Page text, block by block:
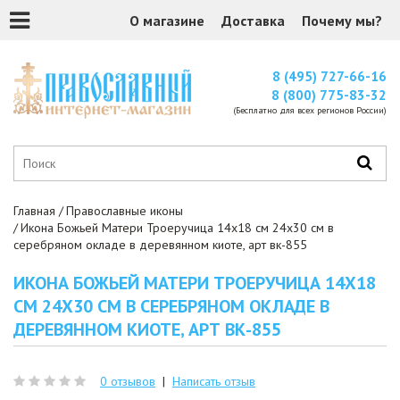
О магазине Доставка Почему мы?
8 (495) 727-66-16
8 (800) 775-83-32
(Бесплатно для всех регионов России)
Главная
Православные иконы
Икона Божьей Матери Троеручица 14x18 см 24x30 см в
серебряном окладе в деревянном киоте, арт вк-855
ИКОНА БОЖЬЕЙ МАТЕРИ ТРОЕРУЧИЦА 14X18
СМ 24X30 СМ В СЕРЕБРЯНОМ ОКЛАДЕ В
ДЕРЕВЯННОМ КИОТЕ, АРТ ВК-855
0 отзывов | Написать отзыв